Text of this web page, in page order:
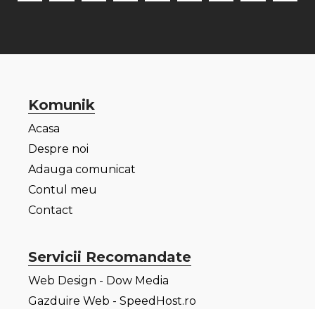
Komunik
Acasa
Despre noi
Adauga comunicat
Contul meu
Contact
Servicii Recomandate
Web Design - Dow Media
Gazduire Web - SpeedHost.ro